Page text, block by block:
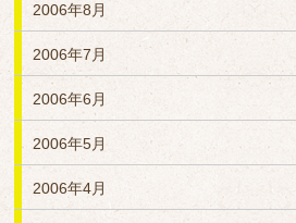
2006年8月
2006年7月
2006年6月
2006年5月
2006年4月